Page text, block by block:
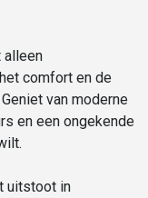
alleen
comfort en de
van moderne
en een ongekende
uitstoot in